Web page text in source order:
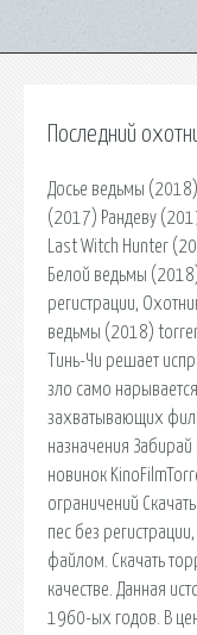
Последний
Досье ведьмы
(2017) Рандеву
Last Witch Hunter
Белой ведьмы
регистрации,
ведьмы (2018)
Тинь-Чи решает
зло само
захватывающих
назначения Забирай
новинок
ограничений
пес без
файлом. Скачать
качестве. Данная
1960-ых годов. В